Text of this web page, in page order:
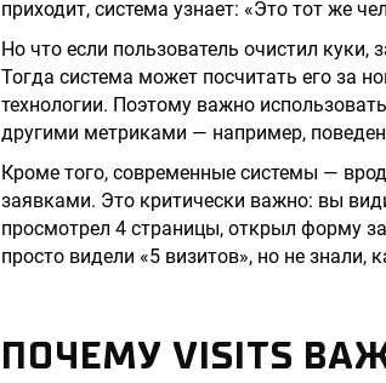
приходит, система узнает: «Это тот же
Но что если пользователь очистил куки,
Тогда система может посчитать его за
технологии. Поэтому важно использовать
другими метриками — например,
Кроме того, современные системы —
заявками. Это критически важно: вы
просмотрел 4 страницы, открыл форму
просто видели «5 визитов», но не знали,
ПОЧЕМУ VISITS